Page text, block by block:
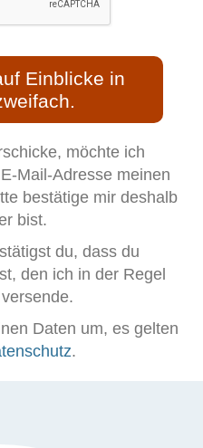
Einblicke in
möchte ich
Mail-Adresse meinen
bestätige mir deshalb
bist.
du, dass du
den ich in der Regel
Daten um, es gelten
.